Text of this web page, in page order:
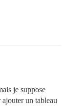
je suppose
un tableau